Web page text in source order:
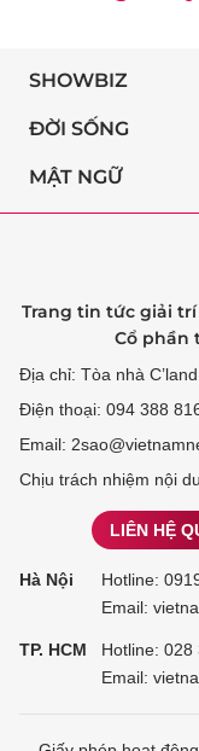
SHOWBIZ
ĐỜI SỐNG
MẬT NGỮ
Trang tin tức giải
Cổ phần
Địa chỉ: Tòa nhà
Điện thoại: 094 388
Email:
Chịu trách nhiệm nội
LIÊN HỆ
Hà Nội Hotline:
Email:
TP. HCM Hotline: 028
Email: